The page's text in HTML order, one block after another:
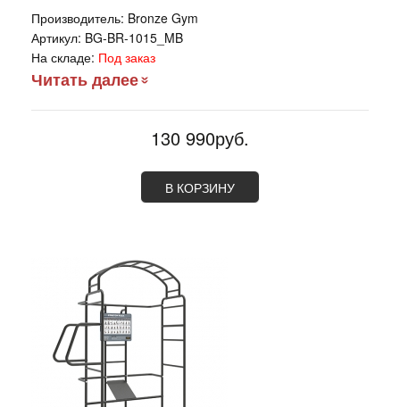
Производитель: Bronze Gym
Артикул: BG-BR-1015_MB
На складе: Под заказ
Читать далее
130 990руб.
В КОРЗИНУ